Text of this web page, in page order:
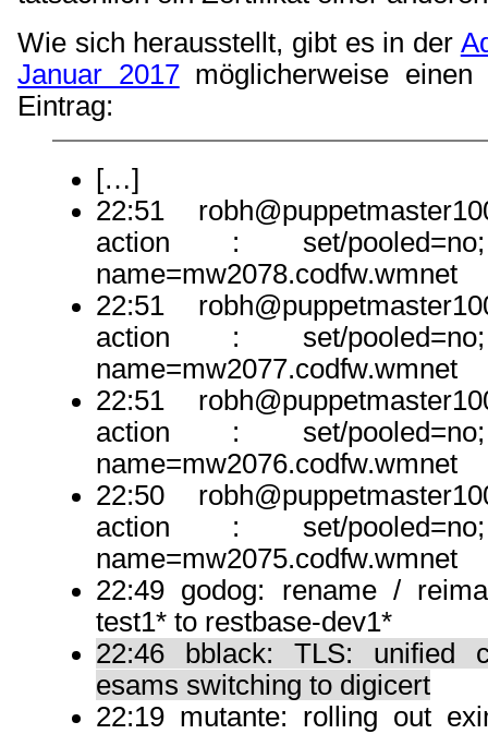
Wie sich herausstellt, gibt es in der
Januar 2017möglicherweise einen
Eintrag:
[…]
22:51
action : set/
name=mw2078.codfw.wmnet
22:51
action : set/
name=mw2077.codfw.wmnet
22:51
action : set/
name=mw2076.codfw.wmnet
22:50
action : set/
name=mw2075.codfw.wmnet
22:49 godog: rename /
test1* to restbase-dev1*
22:46 bblack: TLS: unified
esams switching to digicert
22:19 mutante: rolling out